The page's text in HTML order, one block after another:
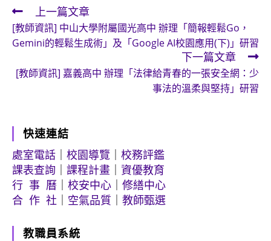
Read
more
articles
上一篇文章
[教師資訊] 中山大學附屬國光高中 辦理「簡報輕鬆Go，
Gemini的輕鬆生成術」及「Google AI校園應用(下)」研習
下一篇文章
[教師資訊] 嘉義高中 辦理「法律給青春的一張安全網：少
事法的溫柔與堅持」研習
快速連結
處室電話
校園導覽
校務評鑑
課表查詢
課程計畫
資優教育
行 事 曆
校安中心
修繕中心
合 作 社
空氣品質 教師甄選
教職員系統